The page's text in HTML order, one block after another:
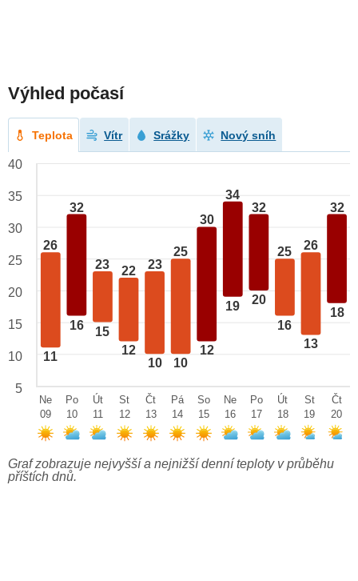
Výhled počasí
Teplota Vítr Srážky Nový sníh
26
11
32
16
23
15
22
12
23
10
25
10
30
12
34
19
32
20
25
16
26
13
32
18
40
35
30
25
20
15
10
5
Ne
09
Po
10
Út
11
St
12
Čt
13
Pá
14
So
15
Ne
16
Po
17
Út
18
St
19
Čt
20
Graf zobrazuje nejvyšší a nejnižší denní teploty v průběhu
příštích dnů.